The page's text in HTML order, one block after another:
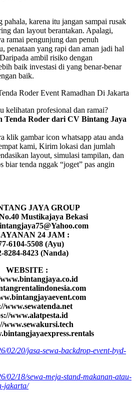
pahala, karena itu jangan sampai rusak
dan layout berantakan. Apalagi,
ramai pengunjung dan penuh
penataan yang rapi dan aman jadi hal
ambil risiko dengan
baik investasi di yang benar-benar
baik.
kelihatan profesional dan ramai?
Tenda Roder dari CV Bintang Jaya
klik gambar icon whatsapp atau anda
kami, Kirim lokasi dan jumlah
layout, simulasi tampilan, dan
biar tenda nggak “joget” pas angin
JAYA GROUP
Mustikajaya Bekasi
24 JAM :
6104-5508 (Ayu)
8284-8423 (Nanda)
WEBSITE :
www.sewatenda.net
www.alatpesta.id
www.sewakursi.tech
02/20/jasa-sewa-backdrop-event-byd-
02/18/sewa-meja-stand-makanan-atau-
jakarta/